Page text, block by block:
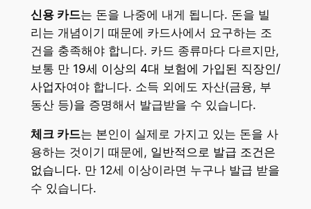
신용 카드는 돈을 나중에 내게 됩니다. 돈을 빌
리는 개념이기 때문에 카드사에서 요구하는 조
건을 충족해야 합니다. 카드 종류마다 다르지만,
보통 만 19세 이상의 4대 보험에 가입된 직장인/
사업자여야 합니다. 소득 외에도 자산(금융, 부
동산 등)을 증명해서 발급받을 수 있습니다.
체크 카드는 본인이 실제로 가지고 있는 돈을 사
용하는 것이기 때문에, 일반적으로 발급 조건은
없습니다. 만 12세 이상이라면 누구나 발급 받을
수 있습니다.